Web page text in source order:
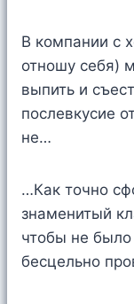
В компании с
отношу себя)
выпить и
послевкусие
не…
…Как точно
знаменитый
чтобы не
бесцельно